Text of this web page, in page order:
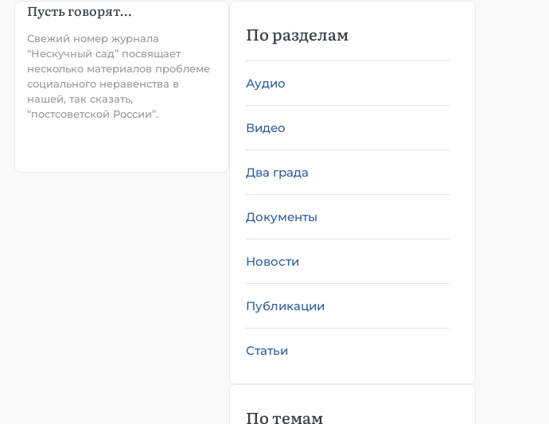
Пусть говорят…
Свежий номер журнала
“Нескучный сад” посвящает
несколько материалов проблеме
социального неравенства в
нашей, так сказать,
“постсоветской России”.
По разделам
Аудио
Видео
Два града
Документы
Новости
Публикации
Статьи
По темам